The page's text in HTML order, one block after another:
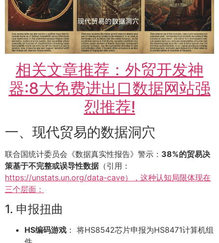
相关文章推荐：外贸开发神
器:8大免费进出口数据网站强
烈推荐!
一、现代贸易的数据洞穴
联合国统计委员会《数据真实性报告》警示： 38%的贸易决
策基于不完整或误导性数据（引用：
https://unstats.un.org/data-cave），这种认知局限体现在
三个层面：
1. 申报扭曲
HS编码游戏 ： 将HS8542芯片申报为HS8471计算机组